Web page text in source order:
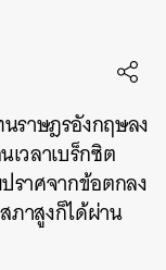
ราษฎรอังกฤษลง
วลาเบร็กซิต
ราศจากข้อตกลง
ภาสูงก็ได้ผ่าน